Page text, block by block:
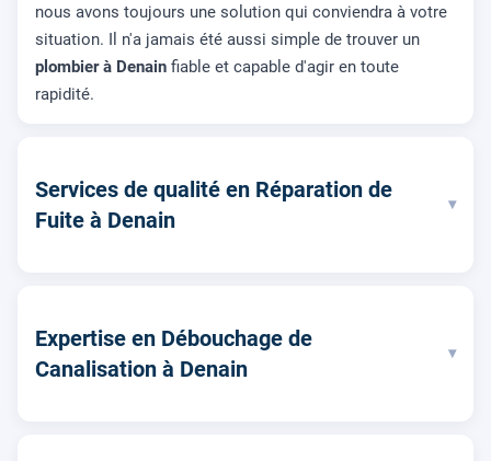
nous avons toujours une solution qui conviendra à votre
situation. Il n'a jamais été aussi simple de trouver un
plombier à Denain fiable et capable d'agir en toute
rapidité.
Services de qualité en Réparation de
Fuite à Denain
▾
Expertise en Débouchage de
Canalisation à Denain
▾